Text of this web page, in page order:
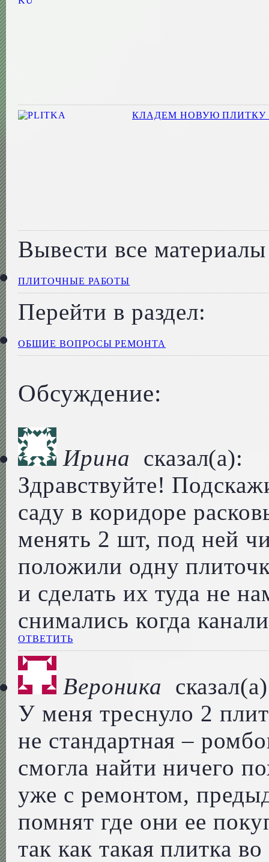
КЛАДЕМ НОВУЮ ПЛИТКУ
Вывести все
ПЛИТОЧНЫЕ РАБОТЫ
Перейти в раздел:
ОБЩИЕ ВОПРОСЫ РЕМОНТА
Обсуждение:
Ирина
сказал(а):
Здравствуйте!
саду в коридоре
менять 2 шт, под ней
положили одну
и сделать их туда не
снимались когда
ОТВЕТИТЬ
Вероника
У меня треснуло 2
не стандартная –
смогла найти ничего
уже с ремонтом,
помнят где они ее
так как такая плитка